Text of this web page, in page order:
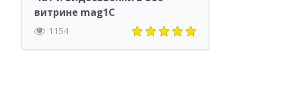
витрине mag1C
1154